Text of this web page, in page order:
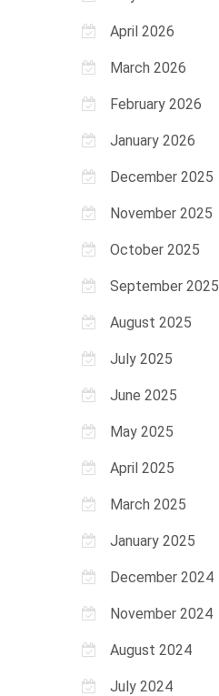
April 2026
March 2026
February 2026
January 2026
December 2025
November 2025
October 2025
September 2025
August 2025
July 2025
June 2025
May 2025
April 2025
March 2025
January 2025
December 2024
November 2024
August 2024
July 2024